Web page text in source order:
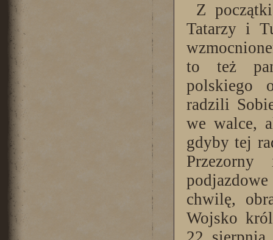
Z
Tatarzy i
to też
polskiego
radzili
we walce,
gdyby tej
chwilę,
Wojsko